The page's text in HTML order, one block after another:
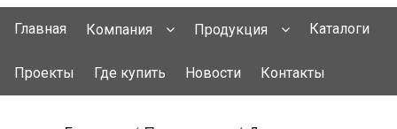
Главная Компания Продукция Каталоги
Проекты Где купить Новости Контакты